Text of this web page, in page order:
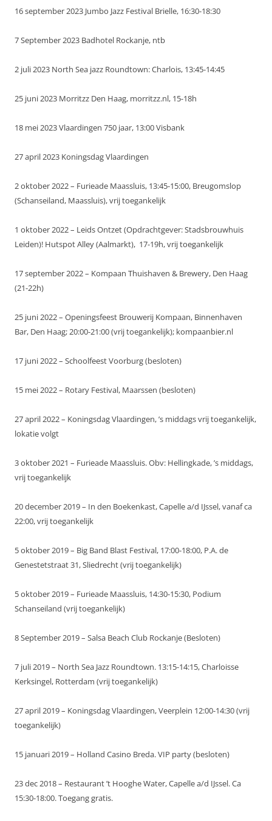
16 september 2023 Jumbo Jazz Festival Brielle, 16:30-18:30
7 September 2023 Badhotel Rockanje, ntb
2 juli 2023 North Sea jazz Roundtown: Charlois, 13:45-14:45
25 juni 2023 Morritzz Den Haag, morritzz.nl, 15-18h
18 mei 2023 Vlaardingen 750 jaar, 13:00 Visbank
27 april 2023 Koningsdag Vlaardingen
2 oktober 2022 – Furieade Maassluis, 13:45-15:00, Breugomslop
(Schanseiland, Maassluis), vrij toegankelijk
1 oktober 2022 – Leids Ontzet (Opdrachtgever: Stadsbrouwhuis
Leiden)! Hutspot Alley (Aalmarkt), 17-19h, vrij toegankelijk
17 september 2022 – Kompaan Thuishaven & Brewery, Den Haag
(21-22h)
25 juni 2022 – Openingsfeest Brouwerij Kompaan, Binnenhaven
Bar, Den Haag; 20:00-21:00 (vrij toegankelijk); kompaanbier.nl
17 juni 2022 – Schoolfeest Voorburg (besloten)
15 mei 2022 – Rotary Festival, Maarssen (besloten)
27 april 2022 – Koningsdag Vlaardingen, ’s middags vrij toegankelijk,
lokatie volgt
3 oktober 2021 – Furieade Maassluis. Obv: Hellingkade, ’s middags,
vrij toegankelijk
20 december 2019 – In den Boekenkast, Capelle a/d IJssel, vanaf ca
22:00, vrij toegankelijk
5 oktober 2019 – Big Band Blast Festival, 17:00-18:00, P.A. de
Genestetstraat 31, Sliedrecht (vrij toegankelijk)
5 oktober 2019 – Furieade Maassluis, 14:30-15:30, Podium
Schanseiland (vrij toegankelijk)
8 September 2019 – Salsa Beach Club Rockanje (Besloten)
7 juli 2019 – North Sea Jazz Roundtown. 13:15-14:15, Charloisse
Kerksingel, Rotterdam (vrij toegankelijk)
27 april 2019 – Koningsdag Vlaardingen, Veerplein 12:00-14:30 (vrij
toegankelijk)
15 januari 2019 – Holland Casino Breda. VIP party (besloten)
23 dec 2018 – Restaurant ’t Hooghe Water, Capelle a/d IJssel. Ca
15:30-18:00. Toegang gratis.